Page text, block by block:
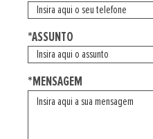
*ASSUNTO
*MENSAGEM